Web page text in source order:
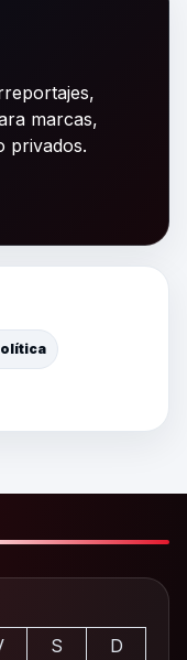
marcas,
privados.
S
D